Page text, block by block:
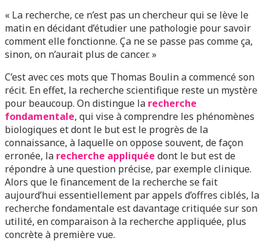
« La recherche, ce n’est pas un chercheur qui se lève le
matin en décidant d’étudier une pathologie pour savoir
comment elle fonctionne. Ça ne se passe pas comme ça,
sinon, on n’aurait plus de cancer. »
C’est avec ces mots que Thomas Boulin a commencé son
récit. En effet, la recherche scientifique reste un mystère
pour beaucoup. On distingue la recherche
fondamentale, qui vise à comprendre les phénomènes
biologiques et dont le but est le progrès de la
connaissance, à laquelle on oppose souvent, de façon
erronée, la recherche appliquée dont le but est de
répondre à une question précise, par exemple clinique.
Alors que le financement de la recherche se fait
aujourd’hui essentiellement par appels d’offres ciblés, la
recherche fondamentale est davantage critiquée sur son
utilité, en comparaison à la recherche appliquée, plus
concrète à première vue.